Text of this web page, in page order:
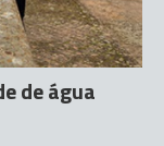
de água